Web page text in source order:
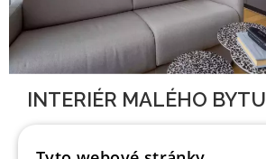
INTERIÉR MALÉHO BYTU